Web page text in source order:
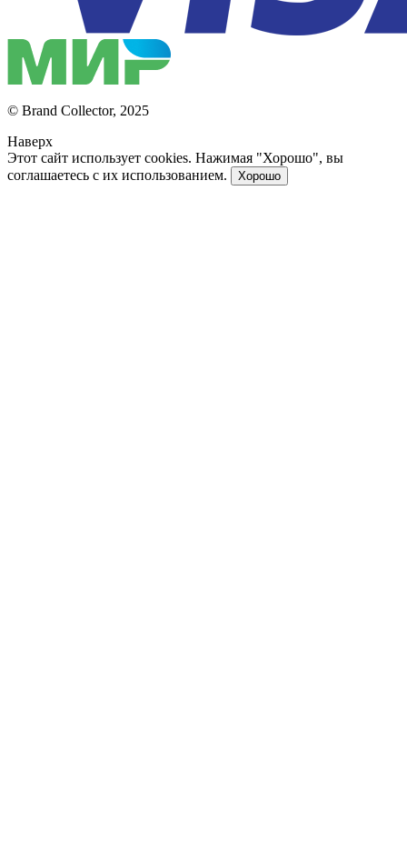
© Brand Collector, 2025
Наверх
Этот сайт использует cookies. Нажимая "Хорошо", вы
соглашаетесь с их использованием.
Хорошо